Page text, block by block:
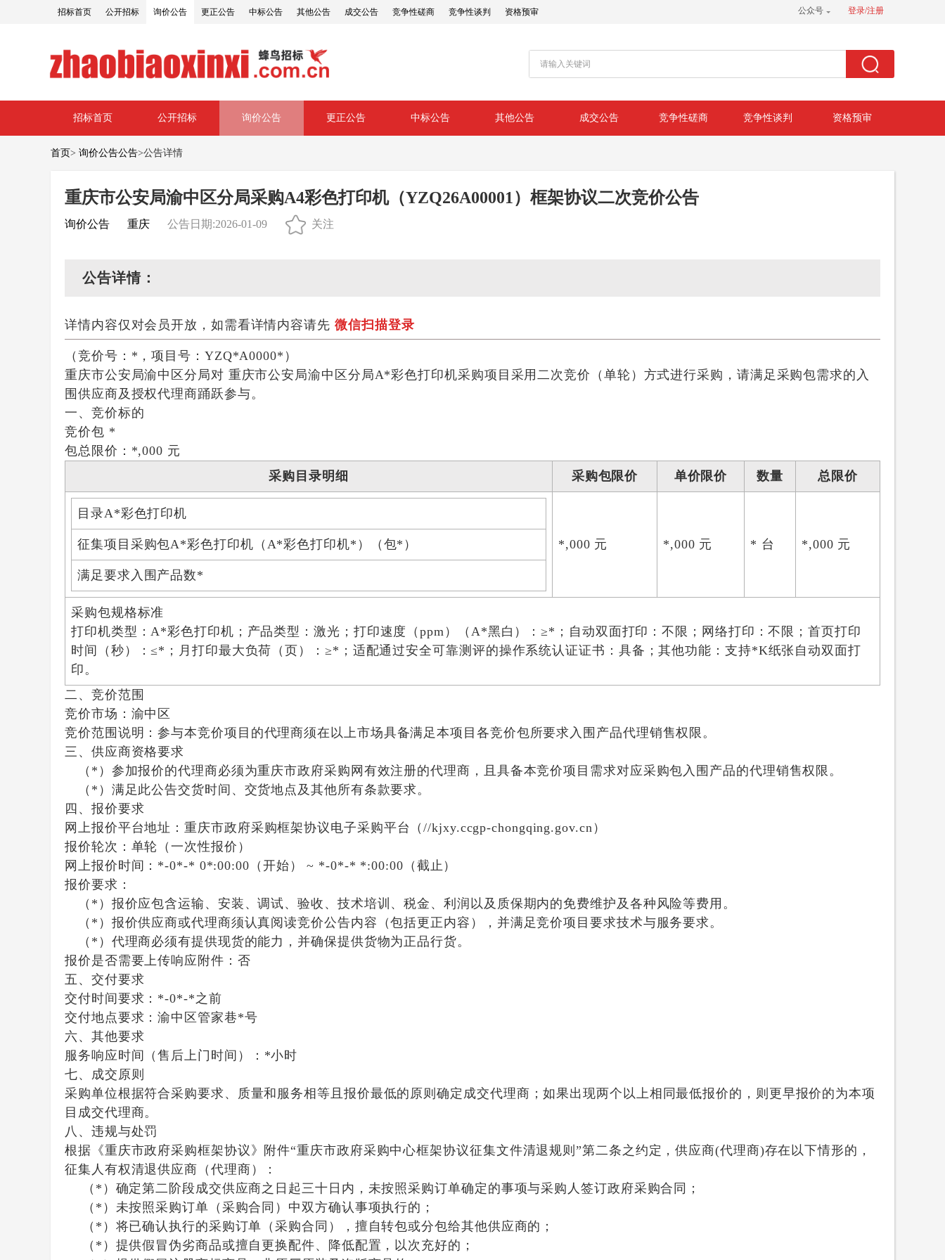
招标首页 公开招标 询价公告 更正公告 中标公告 其他公告 成交公告 竞争性磋商 竞争性谈判 资格预审 公众号 登录/注册
招标首页 公开招标 询价公告 更正公告 中标公告 其他公告 成交公告 竞争性磋商 竞争性谈判 资格预审
首页> 询价公告公告>公告详情
重庆市公安局渝中区分局采购A4彩色打印机（YZQ26A00001）框架协议二次竞价公告
询价公告 重庆 公告日期:2026-01-09 关注
公告详情：
详情内容仅对会员开放，如需看详情内容请先 微信扫描登录
（竞价号：*，项目号：YZQ*A0000*）
重庆市公安局渝中区分局对 重庆市公安局渝中区分局A*彩色打印机采购项目采用二次竞价（单轮）方式进行采购，请满足采购包需求的入
围供应商及授权代理商踊跃参与。
一、竞价标的
竞价包 *
包总限价： *,000 元
采购目录明细
采购包限价 单价限价 数量 总限价
目录A*彩色打印机
征集项目采购包A*彩色打印机（A*彩色打印机*）（包*）
满足要求入围产品数*
*,000 元 *,000 元 * 台 *,000 元
采购包规格标准
打印机类型：A*彩色打印机；产品类型：激光；打印速度（ppm）（A*黑白）：≥*；自动双面打印：不限；网络打印：不限；首页打印
时间（秒）：≤*；月打印最大负荷（页）：≥*；适配通过安全可靠测评的操作系统认证证书：具备；其他功能：支持*K纸张自动双面打
印。
二、竞价范围
竞价市场： 渝中区
竞价范围说明：参与本竞价项目的代理商须在以上市场具备满足本项目各竞价包所要求入围产品代理销售权限。
三、供应商资格要求
（*）参加报价的代理商必须为重庆市政府采购网有效注册的代理商，且具备本竞价项目需求对应采购包入围产品的代理销售权限。
（*）满足此公告交货时间、交货地点及其他所有条款要求。
四、报价要求
网上报价平台地址：重庆市政府采购框架协议电子采购平台（//kjxy.ccgp-chongqing.gov.cn）
报价轮次： 单轮（一次性报价）
网上报价时间： *-0*-* 0*:00:00（开始） ~ *-0*-* *:00:00（截止）
报价要求：
（*）报价应包含运输、安装、调试、验收、技术培训、税金、利润以及质保期内的免费维护及各种风险等费用。
（*）报价供应商或代理商须认真阅读竞价公告内容（包括更正内容），并满足竞价项目要求技术与服务要求。
（*）代理商必须有提供现货的能力，并确保提供货物为正品行货。
报价是否需要上传响应附件： 否
五、交付要求
交付时间要求： *-0*-*之前
交付地点要求：渝中区管家巷*号
六、其他要求
服务响应时间（售后上门时间）： *小时
七、成交原则
采购单位根据符合采购要求、质量和服务相等且报价最低的原则确定成交代理商；如果出现两个以上相同最低报价的，则更早报价的为本项
目成交代理商。
八、违规与处罚
根据《重庆市政府采购框架协议》附件“重庆市政府采购中心框架协议征集文件清退规则”第二条之约定，供应商(代理商)存在以下情形的，
征集人有权清退供应商（代理商）：
（*）确定第二阶段成交供应商之日起三十日内，未按照采购订单确定的事项与采购人签订政府采购合同；
（*）未按照采购订单（采购合同）中双方确认事项执行的；
（*）将已确认执行的采购订单（采购合同），擅自转包或分包给其他供应商的；
（*）提供假冒伪劣商品或擅自更换配件、降低配置，以次充好的；